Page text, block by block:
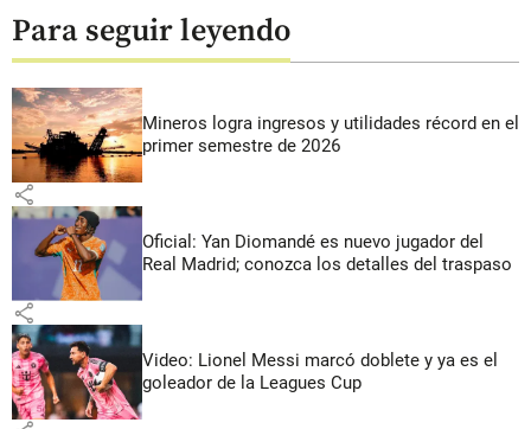
Para seguir leyendo
Mineros logra ingresos y utilidades récord en el
primer semestre de 2026
share
Oficial: Yan Diomandé es nuevo jugador del
Real Madrid; conozca los detalles del traspaso
share
Video: Lionel Messi marcó doblete y ya es el
goleador de la Leagues Cup